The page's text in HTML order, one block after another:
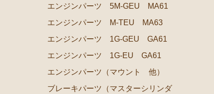
ブレーキパーツ（マスターシリンダー リペアキット
クラッチパーツ（マスターシリンダー クラッチレリ
ステアリングパーツ（各種リペアキット ラックブ
足回りパーツ（アッパーマウント ベアリング ボー
燃料パーツ（ポンプ フィルター ダンパー センダー
駆動パーツ（センターサポートベアリング ドライブ
エンジンパーツ 5M-GEU MA61
エンジンパーツ M-TEU MA63
エンジンパーツ 1G-GEU GA61
エンジンパーツ 1G-EU GA61
エンジンパーツ（マウント 他）
ブレーキパーツ（マスターシリンダ